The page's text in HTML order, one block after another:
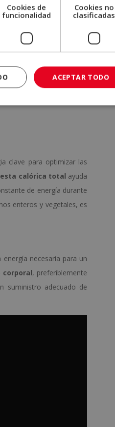
y esencial. Estos
en el cuerpo como
clave para optimizar las
calórica total ayuda
de energía durante
enteros y vegetales, es
necesaria para un
corporal, preferiblemente
suministro adecuado de
Cookies de
funcionalidad
Cookies no
clasificadas
ACEPTAR TODO